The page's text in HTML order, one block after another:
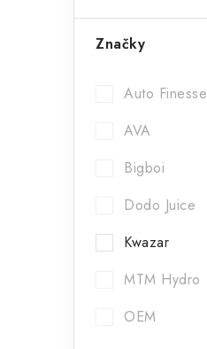
a
Značky
Auto Finesse
AVA
Bigboi
Dodo Juice
Kwazar
MTM Hydro
OEM